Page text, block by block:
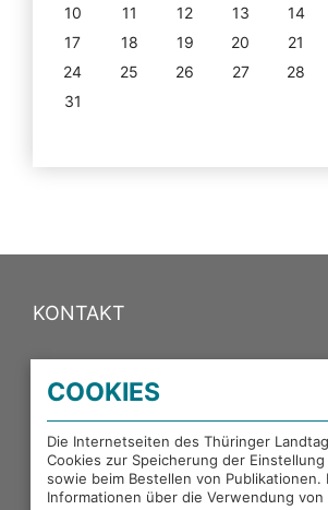
10
11 12 13 14
17
18 19 20 21
24
25 26 27 28
31
KONTAKT
PORTALE DES THÜRINGER
EXTERNE LINKS
COOKIES
Die Internetseiten des Thüringer
Cookies zur Speicherung der
sowie beim Bestellen von Publikationen.
Informationen über die Verwendung von